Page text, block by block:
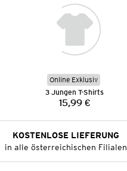
Online Exklusiv
3 Jungen T-Shirts
Preis:
15,99 €
KOSTENLOSE LIEFERUNG
in alle österreichischen Filialen